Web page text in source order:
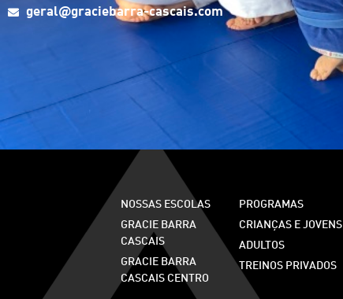
geral@graciebarra-cascais.com
NOSSAS ESCOLAS
GRACIE BARRA
CASCAIS
GRACIE BARRA
CASCAIS CENTRO
PROGRAMAS
CRIANÇAS E JOVENS
ADULTOS
TREINOS PRIVADOS